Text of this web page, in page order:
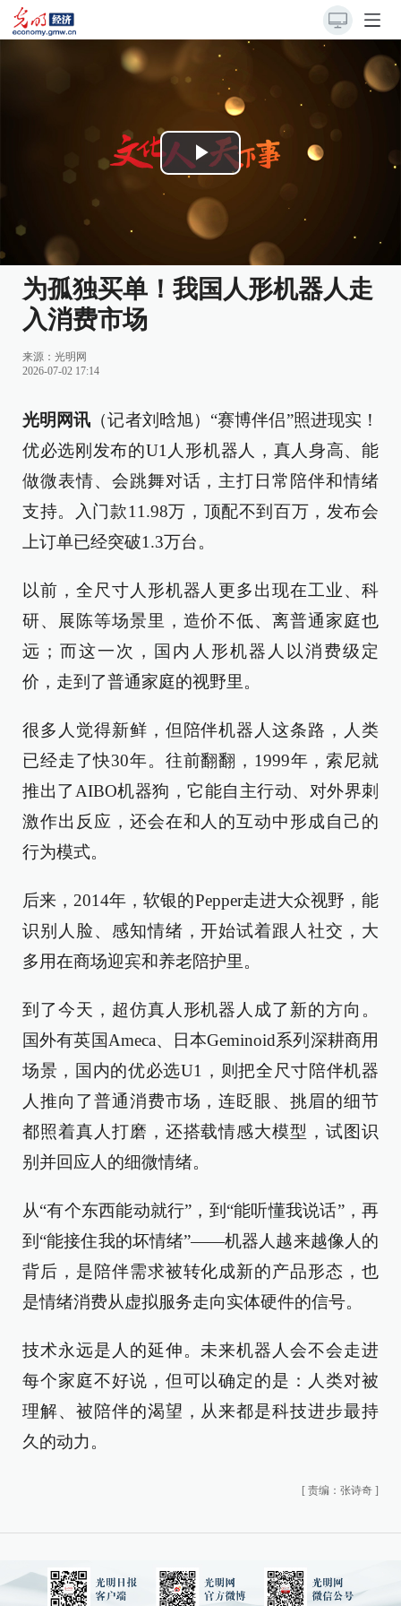
Play
Video
为孤独买单！我国人形机器人走
入消费市场
来源： 光明网
2026-07-02 17:14
光明网讯 （记者刘晗旭）“赛博伴侣”照进现实！
优必选刚发布的U1人形机器人，真人身高、能
做微表情、会跳舞对话，主打日常陪伴和情绪
支持。入门款11.98万，顶配不到百万，发布会
上订单已经突破1.3万台。
以前，全尺寸人形机器人更多出现在工业、科
研、展陈等场景里，造价不低、离普通家庭也
远；而这一次，国内人形机器人以消费级定
价，走到了普通家庭的视野里。
很多人觉得新鲜，但陪伴机器人这条路，人类
已经走了快30年。往前翻翻，1999年，索尼就
推出了AIBO机器狗，它能自主行动、对外界刺
激作出反应，还会在和人的互动中形成自己的
行为模式。
后来，2014年，软银的Pepper走进大众视野，能
识别人脸、感知情绪，开始试着跟人社交，大
多用在商场迎宾和养老陪护里。
到了今天，超仿真人形机器人成了新的方向。
国外有英国Ameca、日本Geminoid系列深耕商用
场景，国内的优必选U1，则把全尺寸陪伴机器
人推向了普通消费市场，连眨眼、挑眉的细节
都照着真人打磨，还搭载情感大模型，试图识
别并回应人的细微情绪。
从“有个东西能动就行”，到“能听懂我说话”，再
到“能接住我的坏情绪”——机器人越来越像人的
背后，是陪伴需求被转化成新的产品形态，也
是情绪消费从虚拟服务走向实体硬件的信号。
技术永远是人的延伸。未来机器人会不会走进
每个家庭不好说，但可以确定的是：人类对被
理解、被陪伴的渴望，从来都是科技进步最持
久的动力。
[ 责编：张诗奇 ]